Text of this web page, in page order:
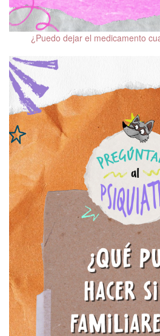
¿Puedo dejar el medicamento